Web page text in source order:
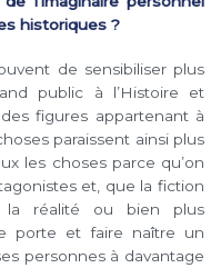
historiques ?
de sensibiliser plus
public à l’Histoire et
figures appartenant à
paraissent ainsi plus
les choses parce qu’on
et, que la fiction
la réalité ou bien plus
porte et faire naître un
personnes à davantage